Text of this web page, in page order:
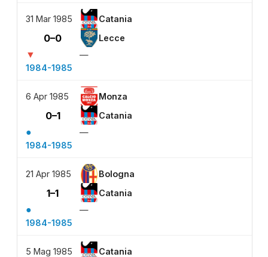
31 Mar 1985 Catania
0–0 Lecce
▼
—
1984-1985
6 Apr 1985 Monza
0–1 Catania
●
—
1984-1985
21 Apr 1985 Bologna
1–1 Catania
●
—
1984-1985
5 Mag 1985 Catania